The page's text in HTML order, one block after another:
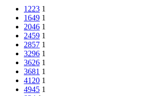
1223 1
1649 1
2046 1
2459 1
2857 1
3296 1
3626 1
3681 1
4120 1
4945 1